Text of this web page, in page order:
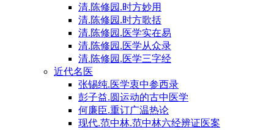
清.陈修园.时方妙用
清.陈修园.时方歌括
清.陈修园.医学实在易
清.陈修园.医学从众录
清.陈修园.医学三字经
近代名医
张锡纯.医学衷中参西录
彭子益.圆运动的古中医学
何廉臣.重订广温热论
现代.范中林.范中林六经辨证医案